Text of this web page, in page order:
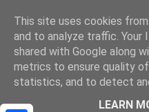
PUTAS, REPÚBLICA
This site uses cookies
and to analyze traffic. Your
shared with Google along
metrics to ensure quality
statistics, and to detect
LEARN